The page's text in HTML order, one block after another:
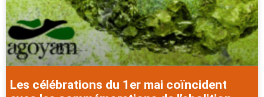
Les célébrations du 1er mai coïncident